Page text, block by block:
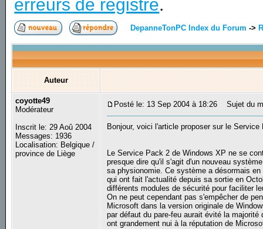
erreurs de registre.
DepanneTonPC Index du Forum ->
Auteur
coyotte49
Modérateur
Inscrit le: 29 Aoû 2004
Messages: 1936
Localisation: Belgique /
province de Liège
Posté le: 13 Sep 2004 à 18:26 Sujet du
Bonjour, voici l'article proposer sur le Service
Le Service Pack 2 de Windows XP ne se
presque dire qu'il s'agit d'un nouveau
sa physionomie. Ce système a désormais
qui ont fait l'actualité depuis sa sortie en
différents modules de sécurité pour faciliter
On ne peut cependant pas s'empêcher de
Microsoft dans la version originale de
par défaut du pare-feu aurait évité la
ont grandement nui à la réputation de